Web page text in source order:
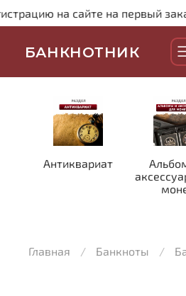
на сайте на первый заказ
БАНКНОТНИК
Антиквариат
Главная Банкноты